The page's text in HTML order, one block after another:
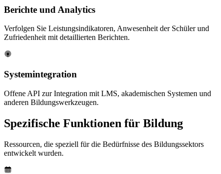
Berichte und Analytics
Verfolgen Sie Leistungsindikatoren, Anwesenheit der Schüler und
Zufriedenheit mit detaillierten Berichten.
Systemintegration
Offene API zur Integration mit LMS, akademischen Systemen und
anderen Bildungswerkzeugen.
Spezifische Funktionen für Bildung
Ressourcen, die speziell für die Bedürfnisse des Bildungssektors
entwickelt wurden.